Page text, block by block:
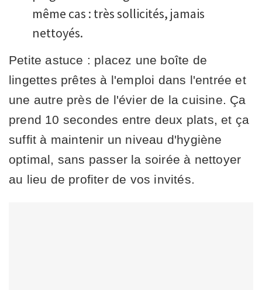
même cas : très sollicités, jamais
nettoyés.
Petite astuce : placez une boîte de
lingettes prêtes à l'emploi dans l'entrée et
une autre près de l'évier de la cuisine. Ça
prend 10 secondes entre deux plats, et ça
suffit à maintenir un niveau d'hygiène
optimal, sans passer la soirée à nettoyer
au lieu de profiter de vos invités.